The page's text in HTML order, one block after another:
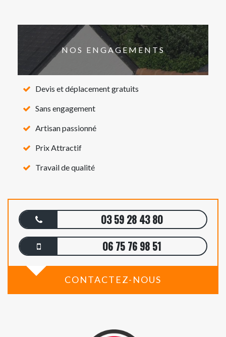
NOS ENGAGEMENTS
Devis et déplacement gratuits
Sans engagement
Artisan passionné
Prix Attractif
Travail de qualité
03 59 28 43 80
06 75 76 98 51
CONTACTEZ-NOUS